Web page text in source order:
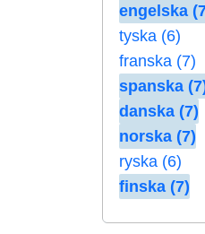
engelska
tyska (6)
franska (7)
spanska
danska (7)
norska (7)
ryska (6)
finska (7)